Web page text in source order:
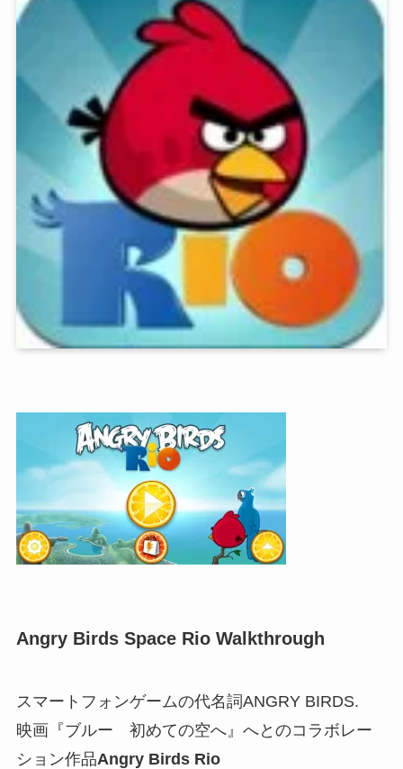
Angry Birds Space Rio Walkthrough
スマートフォンゲームの代名詞ANGRY BIRDS.
映画『ブルー 初めての空へ』へとのコラボレー
ション作品Angry Birds Rio